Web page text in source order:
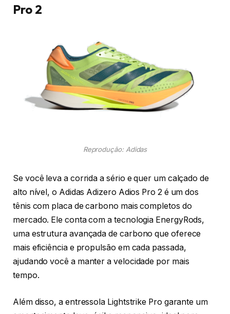
Pro 2
Reprodução: Adidas
Se você leva a corrida a sério e quer um calçado de
alto nível, o Adidas Adizero Adios Pro 2 é um dos
tênis com placa de carbono mais completos do
mercado. Ele conta com a tecnologia EnergyRods,
uma estrutura avançada de carbono que oferece
mais eficiência e propulsão em cada passada,
ajudando você a manter a velocidade por mais
tempo.
Além disso, a entressola Lightstrike Pro garante um